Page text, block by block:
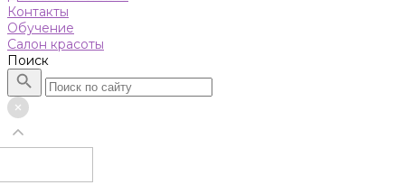
Контакты
Обучение
Салон красоты
Поиск